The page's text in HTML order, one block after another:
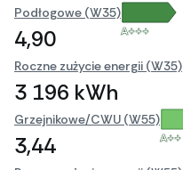
Podłogowe (W35)
4,90 A+++
Roczne zużycie energii (W35)
3 196 kWh
Grzejnikowe/CWU (W55)
3,44 A++